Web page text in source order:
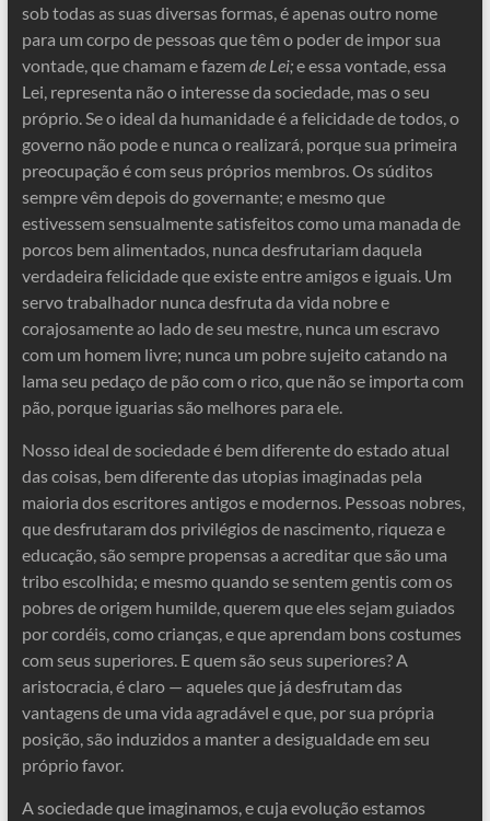
sob todas as suas diversas formas, é apenas outro nome
para um corpo de pessoas que têm o poder de impor sua
vontade, que chamam e fazem de Lei;e essa vontade, essa
Lei, representa não o interesse da sociedade, mas o seu
próprio. Se o ideal da humanidade é a felicidade de todos, o
governo não pode e nunca o realizará, porque sua primeira
preocupação é com seus próprios membros. Os súditos
sempre vêm depois do governante; e mesmo que
estivessem sensualmente satisfeitos como uma manada de
porcos bem alimentados, nunca desfrutariam daquela
verdadeira felicidade que existe entre amigos e iguais. Um
servo trabalhador nunca desfruta da vida nobre e
corajosamente ao lado de seu mestre, nunca um escravo
com um homem livre; nunca um pobre sujeito catando na
lama seu pedaço de pão com o rico, que não se importa com
pão, porque iguarias são melhores para ele.
Nosso ideal de sociedade é bem diferente do estado atual
das coisas, bem diferente das utopias imaginadas pela
maioria dos escritores antigos e modernos. Pessoas nobres,
que desfrutaram dos privilégios de nascimento, riqueza e
educação, são sempre propensas a acreditar que são uma
tribo escolhida; e mesmo quando se sentem gentis com os
pobres de origem humilde, querem que eles sejam guiados
por cordéis, como crianças, e que aprendam bons costumes
com seus superiores. E quem são seus superiores? A
aristocracia, é claro — aqueles que já desfrutam das
vantagens de uma vida agradável e que, por sua própria
posição, são induzidos a manter a desigualdade em seu
próprio favor.
A sociedade que imaginamos, e cuja evolução estamos